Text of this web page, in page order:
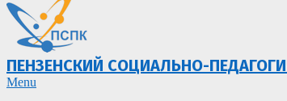
ПЕНЗЕНСКИЙ СОЦИАЛЬНО-
Primary
Menu